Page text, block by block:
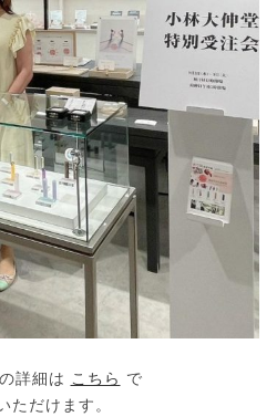
詳細は こちら で
ただけます。